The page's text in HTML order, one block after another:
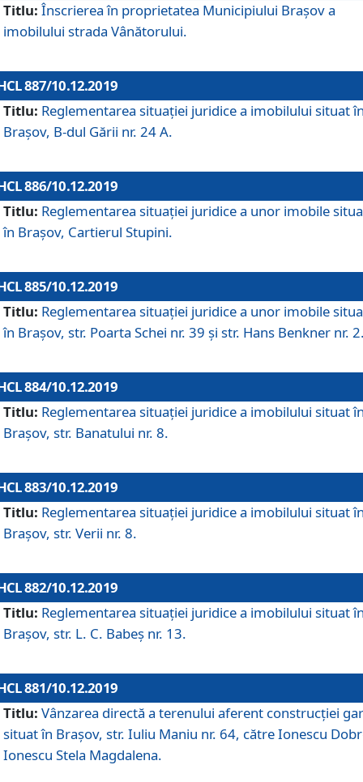
Titlu: Înscrierea în proprietatea Municipiului Braşov a
imobilului strada Vânătorului.
887/10.12.2019
Titlu: Reglementarea situației juridice a imobilului situat
Brașov, B-dul Gării nr. 24 A.
886/10.12.2019
Titlu: Reglementarea situaţiei juridice a unor imobile
în Braşov, Cartierul Stupini.
885/10.12.2019
Titlu: Reglementarea situației juridice a unor imobile
în Brașov, str. Poarta Schei nr. 39 și str. Hans Benkner nr.
884/10.12.2019
Titlu: Reglementarea situației juridice a imobilului situat
Brașov, str. Banatului nr. 8.
883/10.12.2019
Titlu: Reglementarea situației juridice a imobilului situat
Brașov, str. Verii nr. 8.
882/10.12.2019
Titlu: Reglementarea situației juridice a imobilului situat
Brașov, str. L. C. Babeș nr. 13.
881/10.12.2019
Titlu: Vânzarea directă a terenului aferent construcției
situat în Brașov, str. Iuliu Maniu nr. 64, către Ionescu
Ionescu Stela Magdalena.